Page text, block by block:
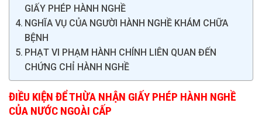
GIẤY PHÉP HÀNH NGHỀ
NGHĨA VỤ CỦA NGƯỜI HÀNH NGHỀ KHÁM CHỮA
BỆNH
PHẠT VI PHẠM HÀNH CHÍNH LIÊN QUAN ĐẾN
CHỨNG CHỈ HÀNH NGHỀ
ĐIỀU KIỆN ĐỂ THỪA NHẬN GIẤY PHÉP HÀNH NGHỀ
CỦA NƯỚC NGOÀI CẤP